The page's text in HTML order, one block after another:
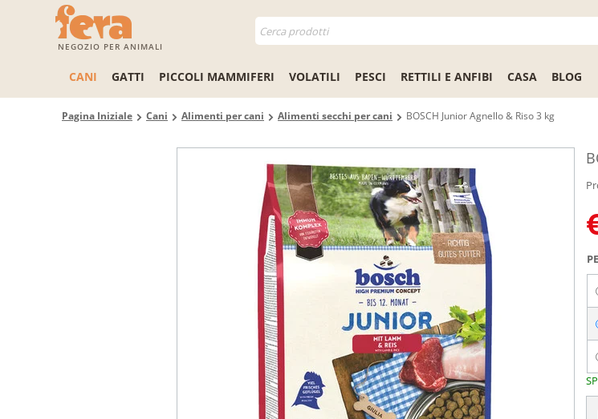
NEGOZIO PER ANIMALI
CANI GATTI PICCOLI MAMMIFERI VOLATILI PESCI RETTILI E ANFIBI CASA BLOG
Pagina Iniziale Cani Alimenti per cani Alimenti secchi per cani BOSCH Junior Agnello & Riso 3 kg